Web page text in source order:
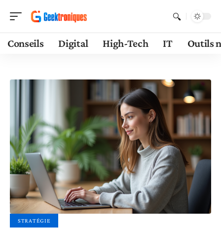
Conseils Digital High-Tech IT Outils
STRATÉGIE